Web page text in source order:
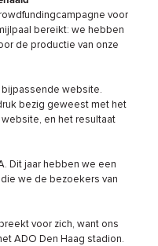
voor
bereikt: we hebben
de productie van onze
bijpassende website.
bezig geweest met het
en het resultaat
Dit jaar hebben we een
we de bezoekers van
voor zich, want ons
ADO Den Haag stadion.